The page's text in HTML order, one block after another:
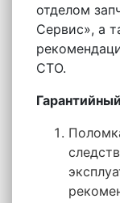
отделом
Сервис», а
СТО.